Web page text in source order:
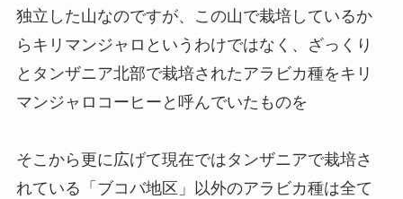
独立した山なのですが、この山で栽培しているか
らキリマンジャロというわけではなく、ざっくり
とタンザニア北部で栽培されたアラビカ種をキリ
マンジャロコーヒーと呼んでいたものを
そこから更に広げて現在ではタンザニアで栽培さ
れている「ブコバ地区」以外のアラビカ種は全て